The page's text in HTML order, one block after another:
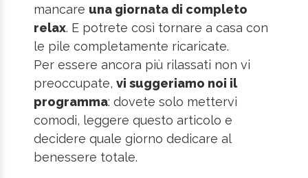
mancare una giornata di completo
relax. E potrete così tornare a casa con
le pile completamente ricaricate.
Per essere ancora più rilassati non vi
preoccupate,vi suggeriamo noi il
programma: dovete solo mettervi
comodi, leggere questo articolo e
decidere quale giorno dedicare al
benessere totale.